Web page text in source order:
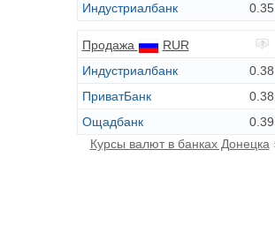
Индустриалбанк
0.35
Продажа
RUR
Индустриалбанк
0.38
ПриватБанк
0.38
Ощадбанк
0.39
Курсы валют в банках Донецка